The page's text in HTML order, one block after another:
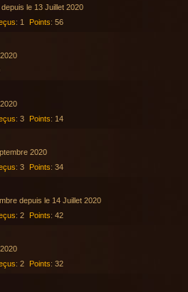
le 13 Juillet 2020
1 Points 56
3 Points 14
2020
3 Points 34
depuis le 14 Juillet 2020
2 Points 42
2 Points 32